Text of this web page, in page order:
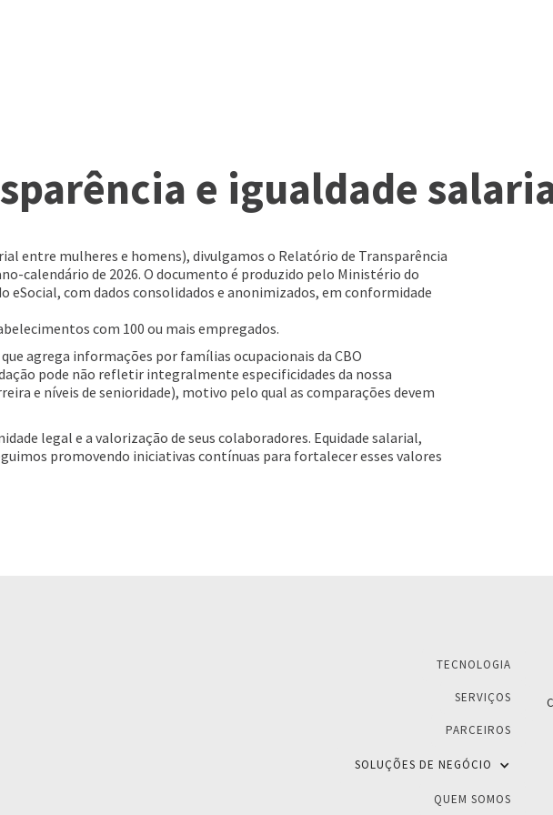
e igualdade
entre mulheres e homens), divulgamos o Relatório de Transparência
calendário de 2026. O documento é produzido pelo Ministério do
com dados consolidados e anonimizados, em conformidade
com 100 ou mais empregados.
agrega informações por famílias ocupacionais da CBO
pode não refletir integralmente especificidades da nossa
e níveis de senioridade), motivo pelo qual as comparações devem
legal e a valorização de seus colaboradores. Equidade salarial,
promovendo iniciativas contínuas para fortalecer esses valores
TECNOLOGIA
SERVIÇOS
PARCEIROS
SOLUÇÕES DE NEGÓCIO
QUEM SOMOS